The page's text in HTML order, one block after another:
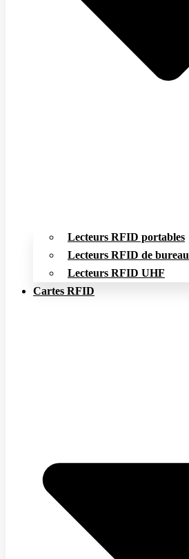
Lecteurs RFID portables
Lecteurs RFID de bureau
Lecteurs RFID UHF
Cartes RFID